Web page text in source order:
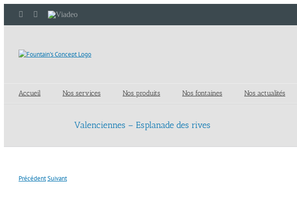
contenu
LinkedInYouTube
Viadeo
Accueil Nos services Nos produits Nos fontaines Nos actualités
Valenciennes – Esplanade des rives
PrécédentSuivant